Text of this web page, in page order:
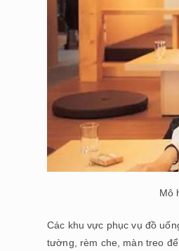
Mô
Các khu vực phục vụ đồ
tường, rèm che, màn treo